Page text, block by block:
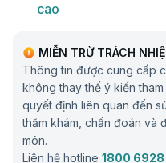
cao
MIỄN TRỪ TRÁCH
Thông tin được cung cấp
không thay thế ý kiến
quyết định liên quan đến
thăm khám, chẩn đoán và
môn.
Liên hệ hotline 1800 6928